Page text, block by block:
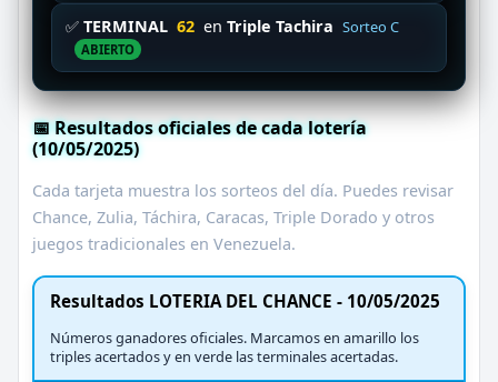
✅ TERMINAL 62 en Triple Tachira Sorteo C
ABIERTO
📅 Resultados oficiales de cada lotería
(10/05/2025)
Cada tarjeta muestra los sorteos del día. Puedes revisar
Chance, Zulia, Táchira, Caracas, Triple Dorado y otros
juegos tradicionales en Venezuela.
Resultados LOTERIA DEL CHANCE - 10/05/2025
Números ganadores oficiales. Marcamos en amarillo los
triples acertados y en verde las terminales acertadas.